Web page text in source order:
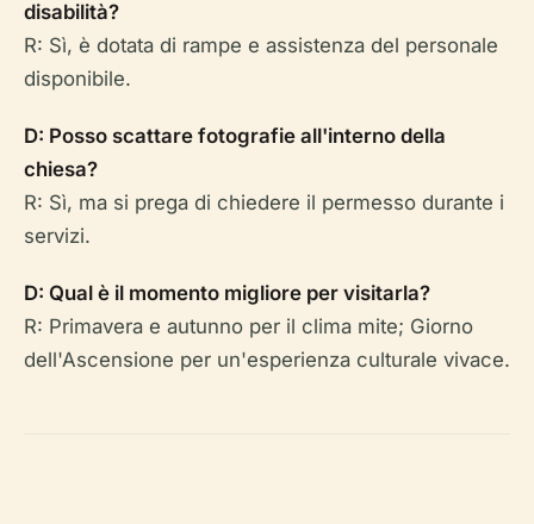
disabilità?
R: Sì, è dotata di rampe e assistenza del personale
disponibile.
D: Posso scattare fotografie all'interno della
chiesa?
R: Sì, ma si prega di chiedere il permesso durante i
servizi.
D: Qual è il momento migliore per visitarla?
R: Primavera e autunno per il clima mite; Giorno
dell'Ascensione per un'esperienza culturale vivace.